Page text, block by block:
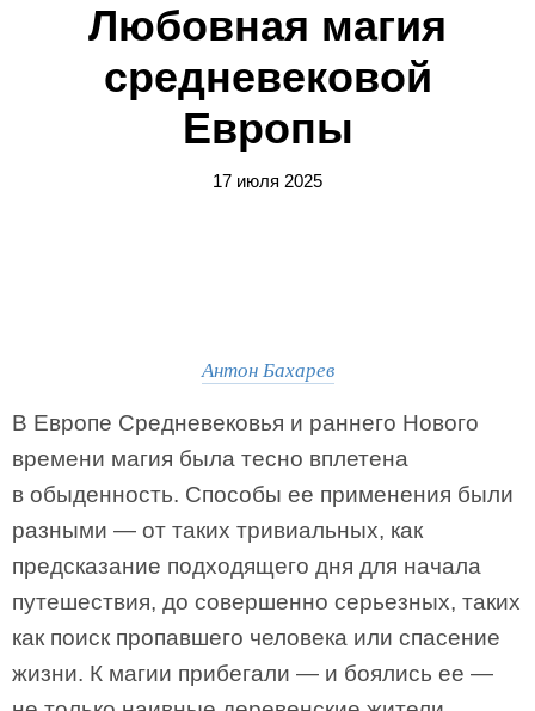
Любовная магия
средневековой
Европы
17 июля 2025
Антон Бахарев
В Европе Средневековья и раннего Нового
времени магия была тесно вплетена
в обыденность. Способы ее применения были
разными — от таких тривиальных, как
предсказание подходящего дня для начала
путешествия, до совершенно серьезных, таких
как поиск пропавшего человека или спасение
жизни. К магии прибегали — и боялись ее —